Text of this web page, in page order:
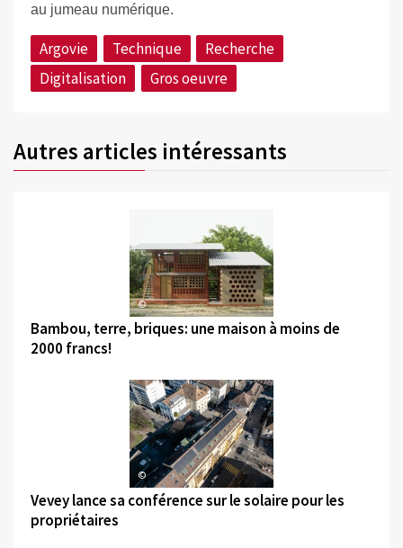
au jumeau numérique.
Argovie Technique
Recherche
Digitalisation
Gros oeuvre
Autres articles intéressants
©
Bambou, terre, briques: une maison à moins de
2000 francs!
©
Vevey lance sa conférence sur le solaire pour les
propriétaires